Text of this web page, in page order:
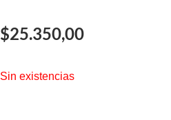
$25.350,00
Sin existencias